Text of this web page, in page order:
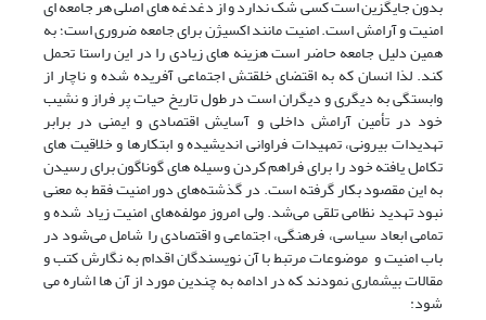
بدون جایگزین است کسی شک ندارد و از دغدغه های اصلی هر جامعه ای
امنیت و آرامش است. امنیت مانند اکسیژن برای جامعه ضروری است؛ به
همین دلیل جامعه حاضر است هزینه های زیادی را در این راستا تحمل
کند. لذا انسان که به اقتضای خلقتش اجتماعی آفریده شده و ناچار از
وابستگی به دیگری و دیگران است در طول تاریخ حیات پر فراز و نشیب
خود در تأمین آرامش داخلی و آسایش اقتصادی و ایمنی در برابر
تهدیدات بیرونی، تمهیدات فراوانی اندیشیده و ابتکارها و خلاقیت های
تکامل یافته خود را برای فراهم کردن وسیله های گوناگون برای رسیدن
به این مقصود بکار گرفته است. در گذشته‌های دور امنیت فقط به معنی
نبود تهدید نظامی تلقی می‌شد. ولی امروز مولفه‌های امنیت زیاد شده و
تمامی ابعاد سیاسی، فرهنگی، اجتماعی و اقتصادی را شامل می‌شود در
باب امنیت و موضوعات مرتبط با آن نویسندگان اقدام به نگارش کتب و
مقالات بیشماری نمودند که در ادامه به چندین مورد از آن ها اشاره می
شود: